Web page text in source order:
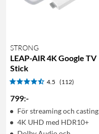
STRONG
LEAP-AIR 4K Google TV
Stick
4.5 (112)
799:-
För streaming och casting
4K UHD med HDR10+